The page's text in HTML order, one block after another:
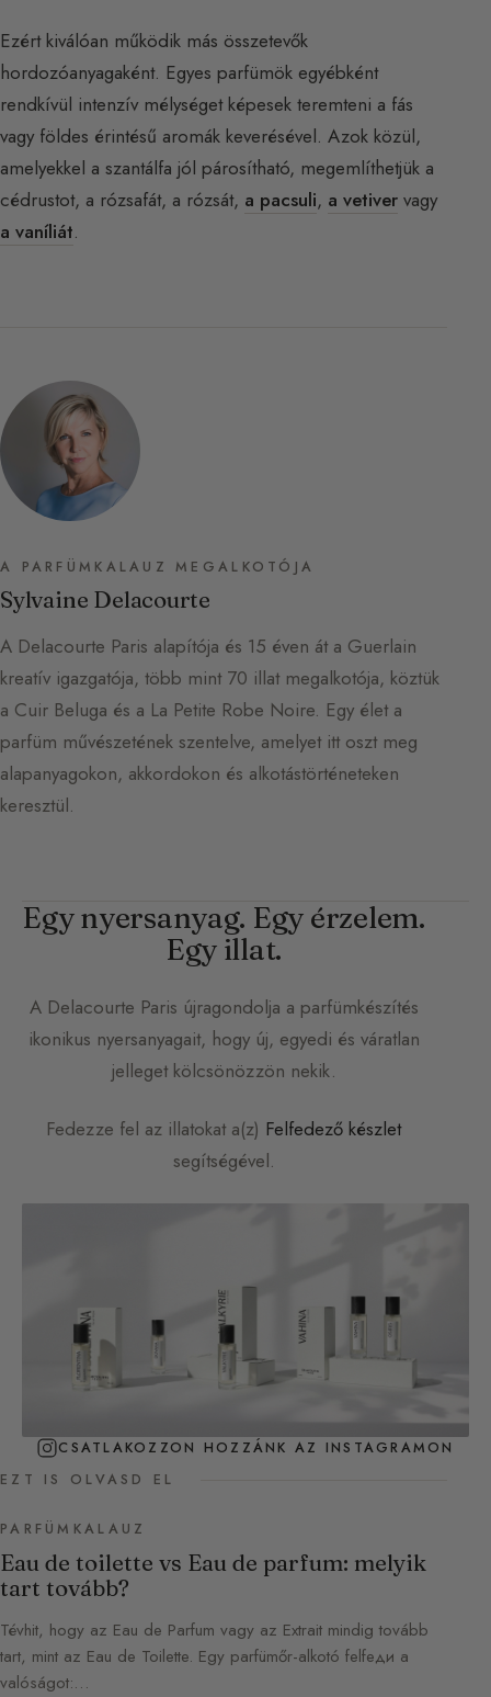
Ezért kiválóan működik más összetevők
hordozóanyagaként. Egyes parfümök egyébként
rendkívül intenzív mélységet képesek teremteni a fás
vagy földes érintésű aromák keverésével. Azok közül,
amelyekkel a szantálfa jól párosítható, megemlíthetjük a
cédrustot, a rózsafát, a rózsát, a pacsuli, a vetiver vagy
a vaníliát.
A PARFÜMKALAUZ MEGALKOTÓJA
Sylvaine Delacourte
A Delacourte Paris alapítója és 15 éven át a Guerlain
kreatív igazgatója, több mint 70 illat megalkotója, köztük
a Cuir Beluga és a La Petite Robe Noire. Egy élet a
parfüm művészetének szentelve, amelyet itt oszt meg
alapanyagokon, akkordokon és alkotástörténeteken
keresztül.
Egy nyersanyag. Egy érzelem.
Egy illat.
A Delacourte Paris újragondolja a parfümkészítés
ikonikus nyersanyagait, hogy új, egyedi és váratlan
jelleget kölcsönözzön nekik.
Fedezze fel az illatokat a(z) Felfedező készlet
segítségével.
CSATLAKOZZON HOZZÁNK AZ INSTAGRAMON
EZT IS OLVASD EL
PARFÜMKALAUZ
Eau de toilette vs Eau de parfum: melyik
tart tovább?
Tévhit, hogy az Eau de Parfum vagy az Extrait mindig tovább
tart, mint az Eau de Toilette. Egy parfümőr-alkotó felfeди a
valóságot:…